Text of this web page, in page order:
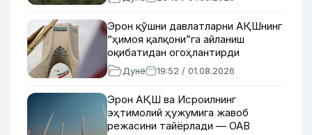
Эрон қўшни давлатларни АҚШнинг
“ҳимоя қалқони”га айланиш
оқибатидан огоҳлантирди
Дунё 19:52 / 01.08.2026
Эрон АҚШ ва Исроилнинг
эҳтимолий ҳужумига жавоб
режасини тайёрлади — ОАВ